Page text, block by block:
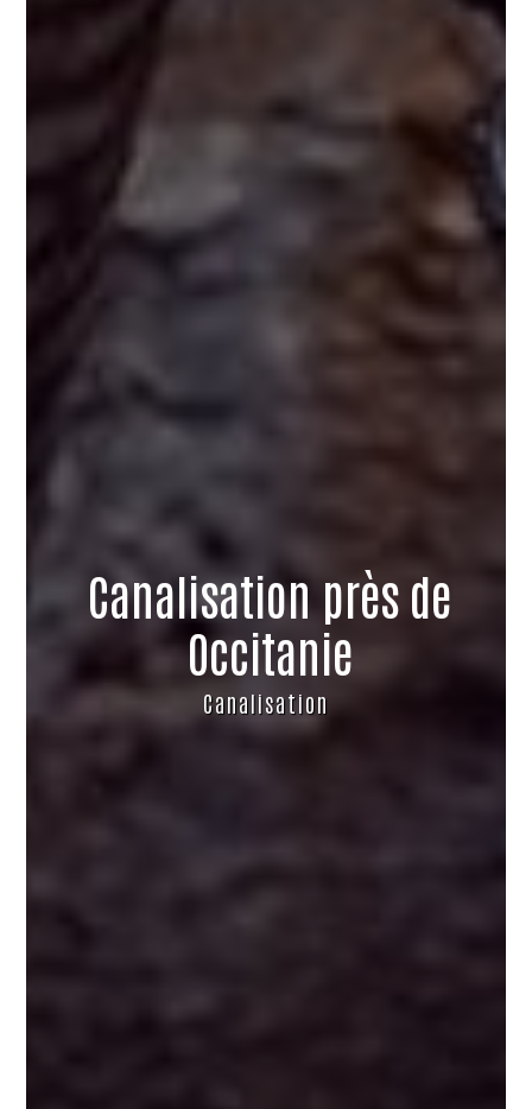
Canalisation près de
Occitanie
Canalisation